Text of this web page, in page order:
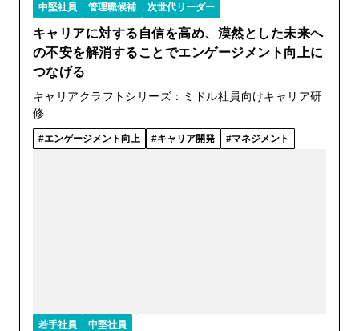
中堅社員 管理職候補 次世代リーダー
キャリアに対する自信を高め、漠然とした未来へ
の不安を解消することでエンゲージメント向上に
つなげる
キャリアクラフトシリーズ：ミドル社員向けキャリア研
修
エンゲージメント向上 キャリア開発 マネジメント
若手社員 中堅社員